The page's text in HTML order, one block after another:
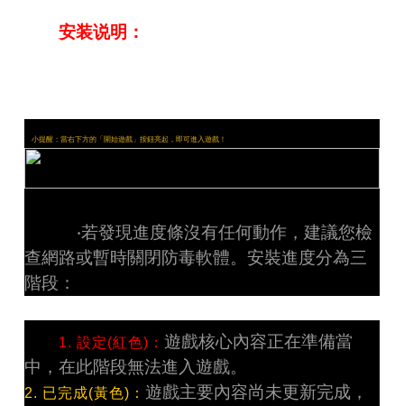
安装说明：
小提醒：當右下方的「開始遊戲」按鈕亮起，即可進入遊戲！
‧若發現進度條沒有任何動作，建議您檢
查網路或暫時關閉防毒軟體。安裝進度分為三
階段：
1. 設定(紅色)：遊戲核心內容正在準備當
中，在此階段無法進入遊戲。
2. 已完成(黃色)： 遊戲主要內容尚未更新完成，